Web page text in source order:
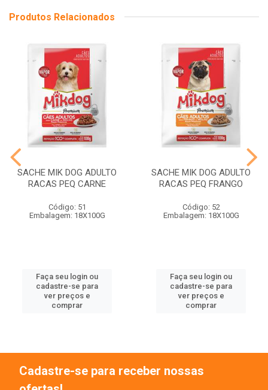
Produtos Relacionados
SACHE MIK DOG ADULTO
RACAS PEQ CARNE
Código: 51
Embalagem: 18X100G
Faça seu login ou
cadastre-se para
ver preços e
comprar
SACHE MIK DOG ADULTO
RACAS PEQ FRANGO
Código: 52
Embalagem: 18X100G
Faça seu login ou
cadastre-se para
ver preços e
comprar
Cadastre-se para receber nossas